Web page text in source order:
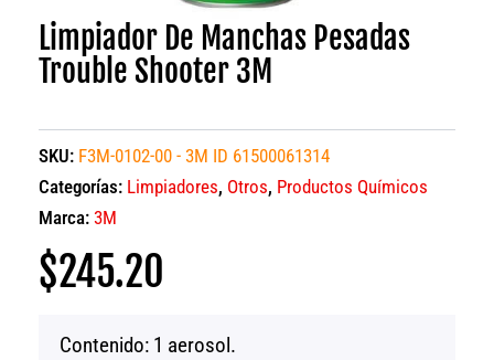
Limpiador De Manchas Pesadas
Trouble Shooter 3M
SKU: F3M-0102-00 - 3M ID 61500061314
Categorías: Limpiadores, Otros, Productos Químicos
Marca: 3M
$245.20
Contenido: 1 aerosol.